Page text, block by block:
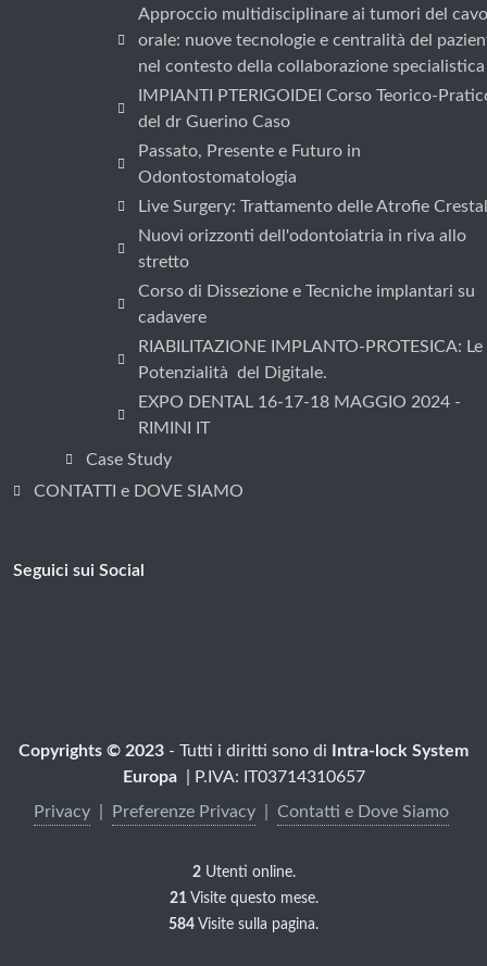
Approccio multidisciplinare ai tumori del cavo
orale: nuove tecnologie e centralità del
nel contesto della collaborazione specialistica
IMPIANTI PTERIGOIDEI Corso Teorico-
del dr Guerino Caso
Passato, Presente e Futuro in
Odontostomatologia
Live Surgery: Trattamento delle Atrofie
Nuovi orizzonti dell'odontoiatria in riva allo
stretto
Corso di Dissezione e Tecniche implantari su
cadavere
RIABILITAZIONE IMPLANTO-PROTESICA: Le
Potenzialità del Digitale.
EXPO DENTAL 16-17-18 MAGGIO 2024 -
RIMINI IT
Case Study
CONTATTI e DOVE SIAMO
Seguici sui Social
Copyrights © 2023 - Tutti i diritti sono di
Intra-lock System
Europa
| P.IVA: IT03714310657
Privacy
Preferenze Privacy Contatti e Dove Siamo
2Utenti online.
21Visite questo mese.
584 Visite sulla pagina.